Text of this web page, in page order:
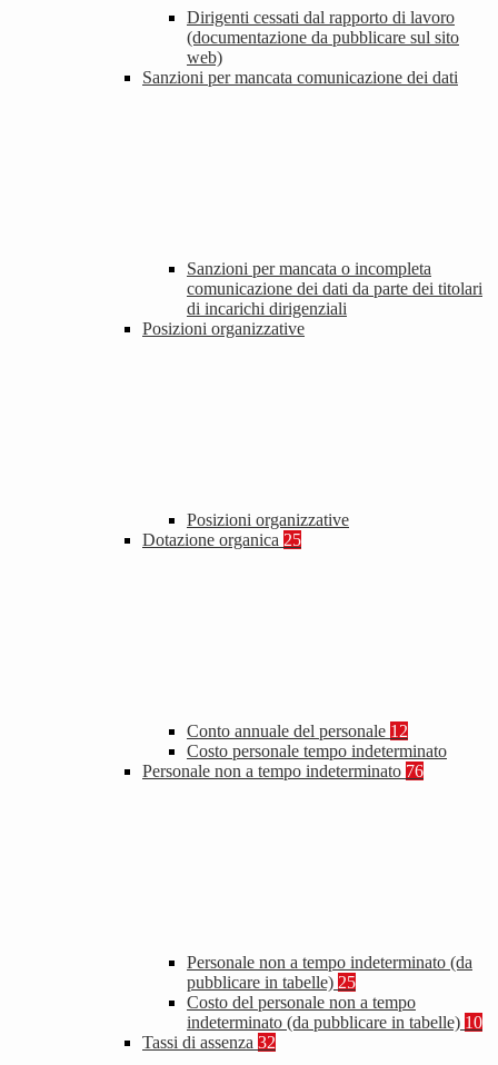
Dirigenti cessati dal rapporto di lavoro
(documentazione da pubblicare sul sito
web)
Sanzioni per mancata comunicazione dei dati
Sanzioni per mancata o incompleta
comunicazione dei dati da parte dei titolari
di incarichi dirigenziali
Posizioni organizzative
Posizioni organizzative
Dotazione organica 25
Conto annuale del personale 12
Costo personale tempo indeterminato
Personale non a tempo indeterminato 76
Personale non a tempo indeterminato (da
pubblicare in tabelle) 25
Costo del personale non a tempo
indeterminato (da pubblicare in tabelle) 10
Tassi di assenza 32